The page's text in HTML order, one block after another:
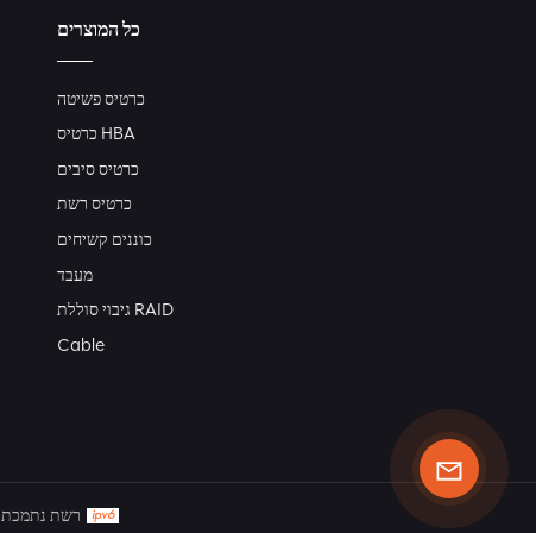
כל המוצרים
כרטיס פשיטה
כרטיס HBA
כרטיס סיבים
כרטיס רשת
כוננים קשיחים
מעבד
גיבוי סוללת RAID
Cable
IPv6 רשת נתמכת